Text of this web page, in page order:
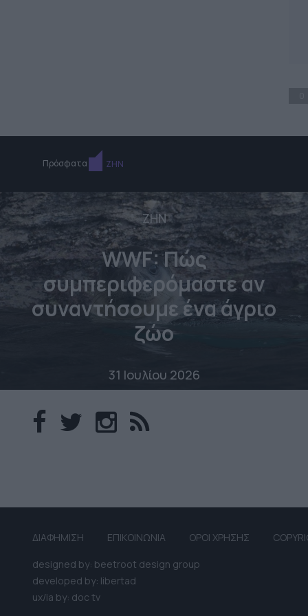
Πρόσφατα ΖΗΝ
ΖΗΝ
WWF: Πώς
συμπεριφερόμαστε αν
συναντήσουμε ένα άγριο
ζώο
31 Ιουλίου 2026
ΔΙΑΦΗΜΙΣΗ ΕΠΙΚΟΙΝΩΝΙΑ ΟΡΟΙ ΧΡΗΣΗΣ
designed by: beetroot design group
developed by: libertad
ux/ia by: doc tv